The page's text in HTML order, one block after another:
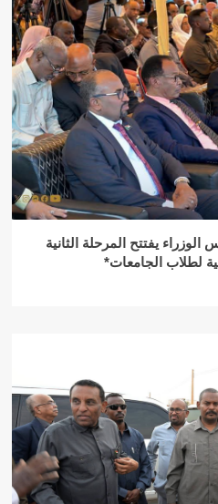
يفتتح المرحلة الثانية
لطلاب الجامعات*